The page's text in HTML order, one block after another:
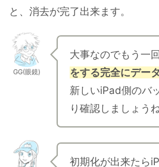
と、消去が完了出来ます。
GG(眼鏡)
大事なのでもう一
をする完全にデー
新しいiPad側のバ
り確認しましょう
初期化が出来たら